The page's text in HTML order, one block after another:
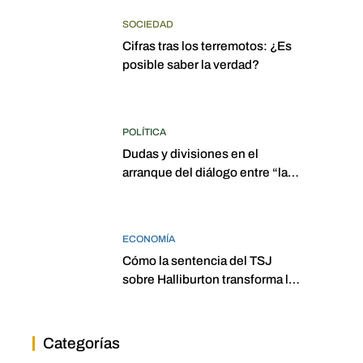
SOCIEDAD
Cifras tras los terremotos: ¿Es
posible saber la verdad?
POLÍTICA
Dudas y divisiones en el
arranque del diálogo entre “las
ECONOMÍA
Cómo la sentencia del TSJ
sobre Halliburton transforma la
Categorías